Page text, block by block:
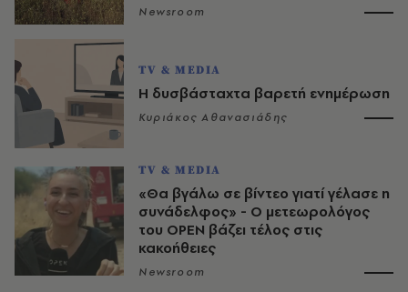
Newsroom
TV & MEDIA
Η δυσβάσταχτα βαρετή ενημέρωση
Κυριάκος Αθανασιάδης
TV & MEDIA
«Θα βγάλω σε βίντεο γιατί γέλασε η
συνάδελφος» - Ο μετεωρολόγος
του OPEN βάζει τέλος στις
κακοήθειες
Newsroom